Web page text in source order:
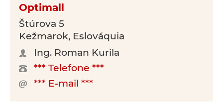
Optimall
Štúrova 5
Kežmarok, Eslováquia
Ing. Roman Kurila
*** Telefone ***
*** E-mail ***